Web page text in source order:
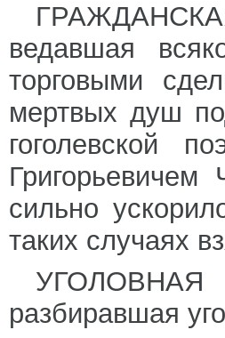
ведавшая
торговыми
мертвых душ
гоголевской
Григорьевичем
сильно
таких случаях
разбиравшая